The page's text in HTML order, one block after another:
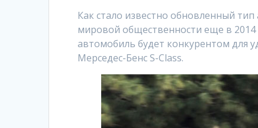
Как стало известно обновленный
мировой общественности еще в 2014
автомобиль будет конкурентом для
Мерседес-Бенс S-Class.